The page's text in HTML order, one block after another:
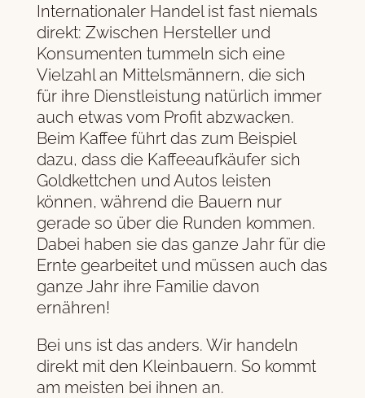
Internationaler Handel ist fast niemals
direkt: Zwischen Hersteller und
Konsumenten tummeln sich eine
Vielzahl an Mittelsmännern, die sich
für ihre Dienstleistung natürlich immer
auch etwas vom Profit abzwacken.
Beim Kaffee führt das zum Beispiel
dazu, dass die Kaffeeaufkäufer sich
Goldkettchen und Autos leisten
können, während die Bauern nur
gerade so über die Runden kommen.
Dabei haben sie das ganze Jahr für die
Ernte gearbeitet und müssen auch das
ganze Jahr ihre Familie davon
ernähren!
Bei uns ist das anders. Wir handeln
direkt mit den Kleinbauern. So kommt
am meisten bei ihnen an.